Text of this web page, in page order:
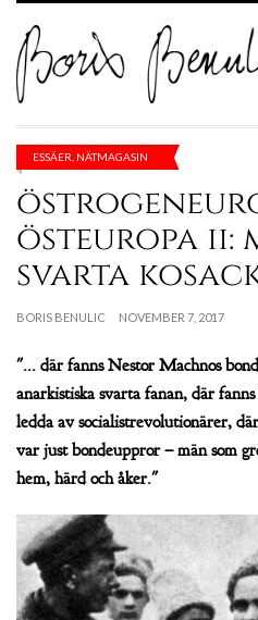
ESSÄER NÄTMAGASIN
östeuropa ii:
svarta
BORIS BENULIC NOVEMBER 7, 2017
"... där fanns Nestor Machnos
anarkistiska svarta fanan, där
ledda av socialistrevolutionärer,
var just bondeuppror – män som
hem, härd och åker."